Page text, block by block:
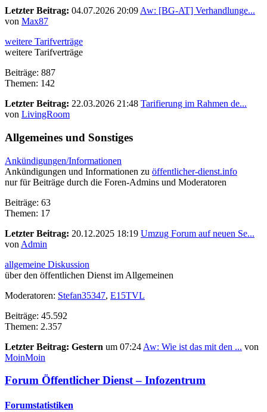
Letzter Beitrag: 04.07.2026 20:09 Aw: [BG-AT] Verhandlunge...
von Max87
weitere Tarifverträge
weitere Tarifverträge
Beiträge: 887
Themen: 142
Letzter Beitrag: 22.03.2026 21:48 Tarifierung im Rahmen de...
von LivingRoom
Allgemeines und Sonstiges
Ankündigungen/Informationen
Ankündigungen und Informationen zu öffentlicher-dienst.info
nur für Beiträge durch die Foren-Admins und Moderatoren
Beiträge: 63
Themen: 17
Letzter Beitrag: 20.12.2025 18:19 Umzug Forum auf neuen Se...
von Admin
allgemeine Diskussion
über den öffentlichen Dienst im Allgemeinen
Moderatoren: Stefan35347, E15TVL
Beiträge: 45.592
Themen: 2.357
Letzter Beitrag: Gestern um 07:24 Aw: Wie ist das mit den ... von
MoinMoin
Forum Öffentlicher Dienst – Infozentrum
Forumstatistiken